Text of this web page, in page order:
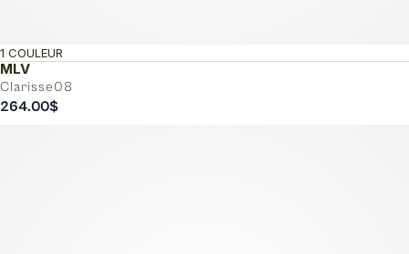
MLV
Clarisse08
1 COULEUR
264.00$